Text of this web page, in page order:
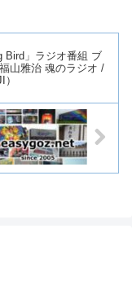
Bird」ラジオ番組 ブ
山雅治 魂のラジオ /